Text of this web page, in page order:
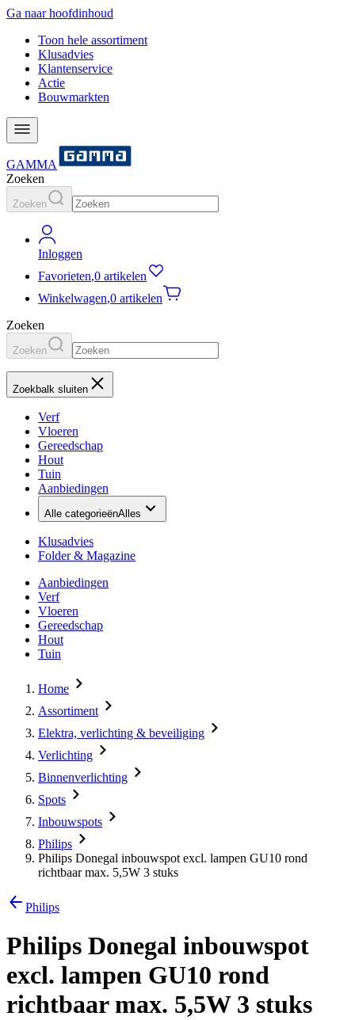
Ga naar hoofdinhoud
Toon hele assortiment
Klusadvies
Klantenservice
Actie
Bouwmarkten
GAMMA
Zoeken
Zoeken
Inloggen
Favorieten,0 artikelen
Winkelwagen,0 artikelen
Zoeken
Zoeken
Zoekbalk sluiten
Verf
Vloeren
Gereedschap
Hout
Tuin
Aanbiedingen
Alle categorieënAlles
Klusadvies
Folder & Magazine
Aanbiedingen
Verf
Vloeren
Gereedschap
Hout
Tuin
Home
Assortiment
Elektra, verlichting & beveiliging
Verlichting
Binnenverlichting
Spots
Inbouwspots
Philips
Philips Donegal inbouwspot excl. lampen GU10 rond
richtbaar max. 5,5W 3 stuks
Philips
Philips Donegal inbouwspot
excl. lampen GU10 rond
richtbaar max. 5,5W 3 stuks